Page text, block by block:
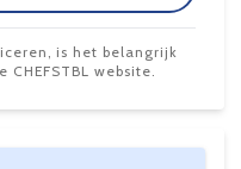
is het belangrijk
website.